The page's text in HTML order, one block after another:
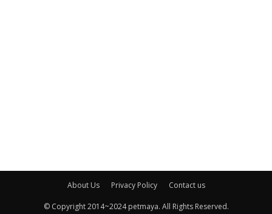
About Us Privacy Policy Contact us
© Copyright 2014~2024 petmaya. All Rights Reserved.